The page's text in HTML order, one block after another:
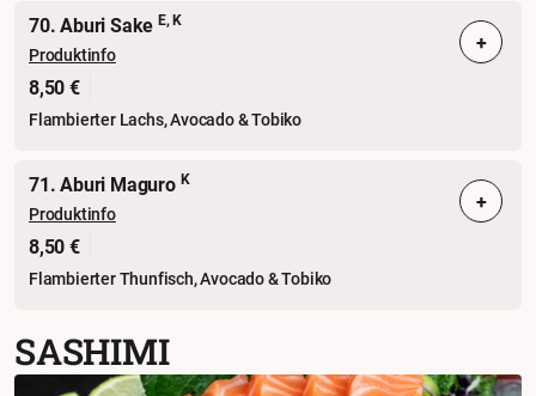
70. Aburi Sake E, K
Produktinfo
8,50 €
Flambierter Lachs, Avocado & Tobiko
+
71. Aburi Maguro K
Produktinfo
8,50 €
Flambierter Thunfisch, Avocado & Tobiko
+
SASHIMI